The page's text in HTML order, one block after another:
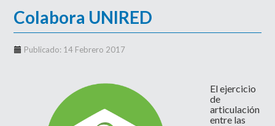
Colabora UNIRED
Publicado: 14 Febrero 2017
El ejercicio
de
articulación
entre las